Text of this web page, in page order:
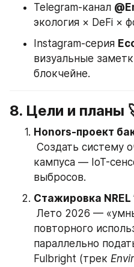
Telegram-канал
экология × DeFi ×
Instagram-серия
визуальные
блокчейне.
8. Цели и планы
Honors-проект
кампуса — IoT-
выбросов.
Стажировка
повторного
параллельно
Fulbright (трек